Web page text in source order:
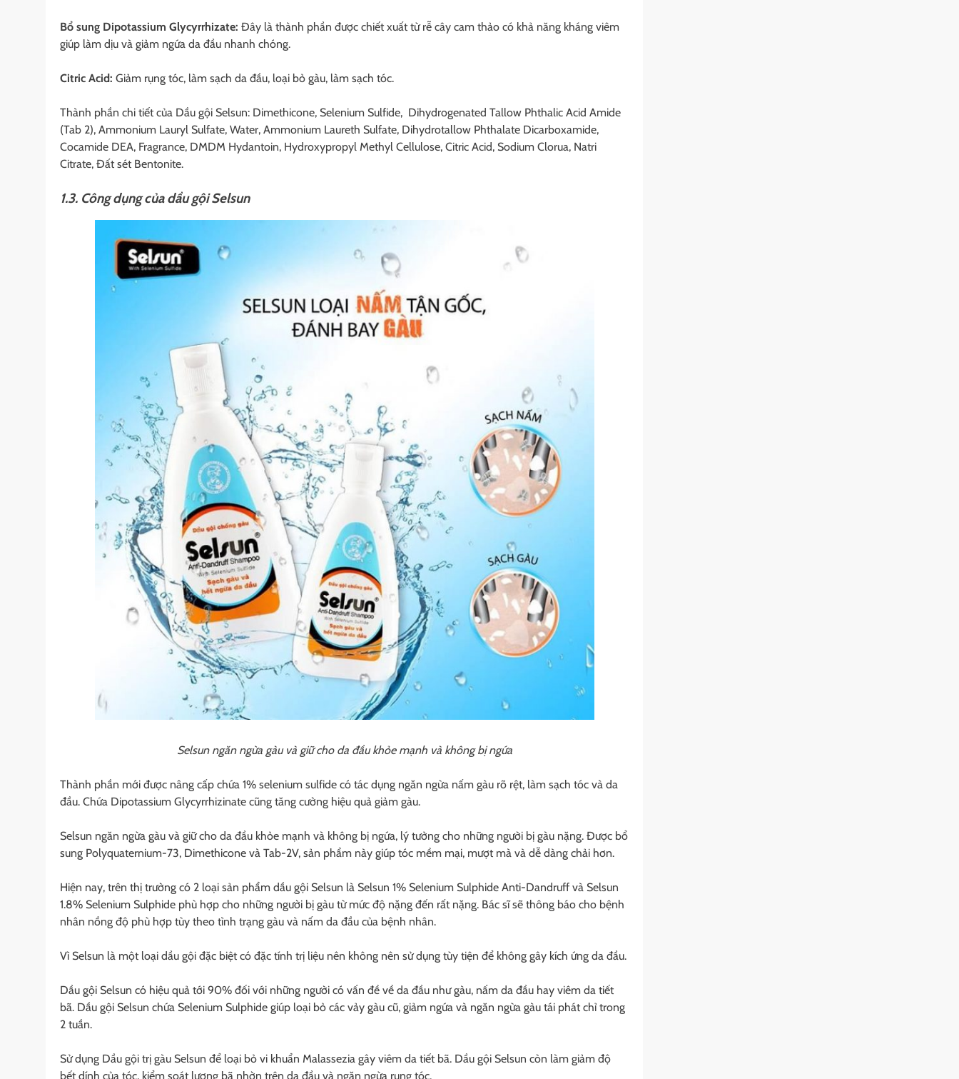
Bổ sung Dipotassium Glycyrrhizate: Đây là thành phần được chiết xuất từ ​​rễ cây cam thảo có khả năng kháng viêm
giúp làm dịu và giảm ngứa da đầu nhanh chóng.
Citric Acid: Giảm rụng tóc, làm sạch da đầu, loại bỏ gàu, làm sạch tóc.
Thành phần chi tiết của Dầu gội Selsun: Dimethicone, Selenium Sulfide, Dihydrogenated Tallow Phthalic Acid Amide
(Tab 2), Ammonium Lauryl Sulfate, Water, Ammonium Laureth Sulfate, Dihydrotallow Phthalate Dicarboxamide,
Cocamide DEA, Fragrance, DMDM ​​Hydantoin, Hydroxypropyl Methyl Cellulose, Citric Acid, Sodium Clorua, Natri
Citrate, Đất sét Bentonite.
1.3. Công dụng của dầu gội Selsun
Selsun ngăn ngừa gàu và giữ cho da đầu khỏe mạnh và không bị ngứa
Thành phần mới được nâng cấp chứa 1% selenium sulfide có tác dụng ngăn ngừa nấm gàu rõ rệt, làm sạch tóc và da
đầu. Chứa Dipotassium Glycyrrhizinate cũng tăng cường hiệu quả giảm gàu.
Selsun ngăn ngừa gàu và giữ cho da đầu khỏe mạnh và không bị ngứa, lý tưởng cho những người bị gàu nặng. Được bổ
sung Polyquaternium-73, Dimethicone và Tab-2V, sản phẩm này giúp tóc mềm mại, mượt mà và dễ dàng chải hơn.
Hiện nay, trên thị trường có 2 loại sản phẩm dầu gội Selsun là Selsun 1% Selenium Sulphide Anti-Dandruff và Selsun
1.8% Selenium Sulphide phù hợp cho những người bị gàu từ mức độ nặng đến rất nặng. Bác sĩ sẽ thông báo cho bệnh
nhân nồng độ phù hợp tùy theo tình trạng gàu và nấm da đầu của bệnh nhân.
Vì Selsun là một loại dầu gội đặc biệt có đặc tính trị liệu nên không nên sử dụng tùy tiện để không gây kích ứng da đầu.
Dầu gội Selsun có hiệu quả tới 90% đối với những người có vấn đề về da đầu như gàu, nấm da đầu hay viêm da tiết
bã. Dầu gội Selsun chứa Selenium Sulphide giúp loại bỏ các vảy gàu cũ, giảm ngứa và ngăn ngừa gàu tái phát chỉ trong
2 tuần.
Sử dụng Dầu gội trị gàu Selsun để loại bỏ vi khuẩn Malassezia gây viêm da tiết bã. Dầu gội Selsun còn làm giảm độ
bết dính của tóc, kiểm soát lượng bã nhờn trên da đầu và ngăn ngừa rụng tóc.